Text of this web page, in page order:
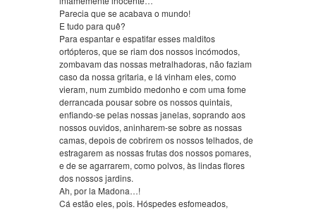
Parecia que se acabava o mundo!
E tudo para quê?
Para espantar e espatifar esses malditos
ortópteros, que se riam dos nossos incómodos,
zombavam das nossas metralhadoras, não faziam
caso da nossa gritaria, e lá vinham eles, como
vieram, num zumbido medonho e com uma fome
derrancada pousar sobre os nossos quintais,
enfiando-se pelas nossas janelas, soprando aos
nossos ouvidos, aninharem-se sobre as nossas
camas, depois de cobrirem os nossos telhados, de
estragarem as nossas frutas dos nossos pomares,
e de se agarrarem, como polvos, às lindas flores
dos nossos jardins.
Ah, por la Madona…!
Cá estão eles, pois. Hóspedes esfomeados,